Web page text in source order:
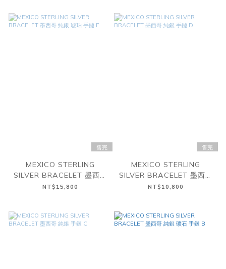
售完
MEXICO STERLING
SILVER BRACELET 墨西哥
純銀 琥珀 手鏈 E
NT$15,800
售完
MEXICO STERLING
SILVER BRACELET 墨西哥
純銀 手鏈 D
NT$10,800